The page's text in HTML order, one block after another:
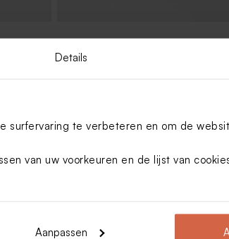
Details
surfervaring te verbeteren en om de
van uw voorkeuren en de lijst van
Aanpassen
houten blokje